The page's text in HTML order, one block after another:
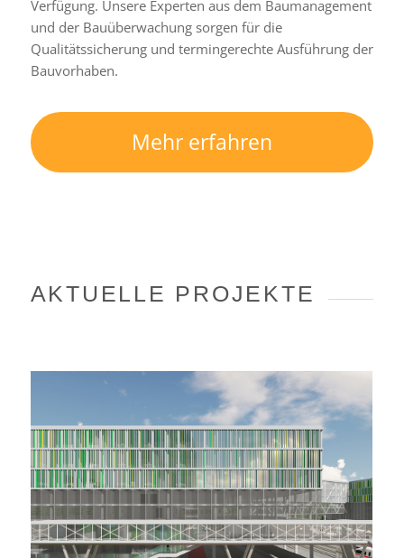
Verfügung. Unsere Experten aus dem Baumanagement
und der Bauüberwachung sorgen für die
Qualitätssicherung und termingerechte Ausführung der
Bauvorhaben.
Mehr erfahren
AKTUELLE PROJEKTE